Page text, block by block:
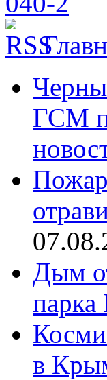
ГСМ
Дым
парка
в